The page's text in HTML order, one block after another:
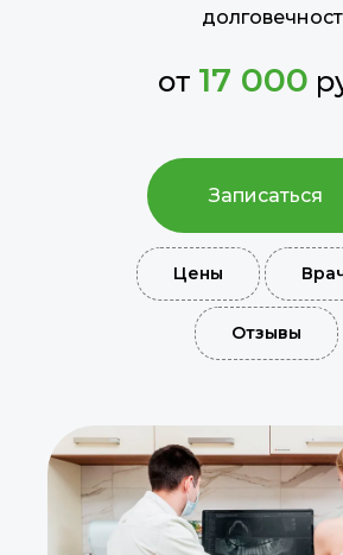
от 17 000
Записаться
Цены
Отзывы